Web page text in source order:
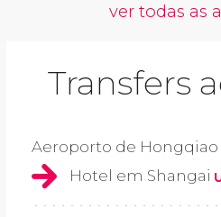
ver todas as
Transfers
Aeroporto de Hongqiao
Hotel em Shangai